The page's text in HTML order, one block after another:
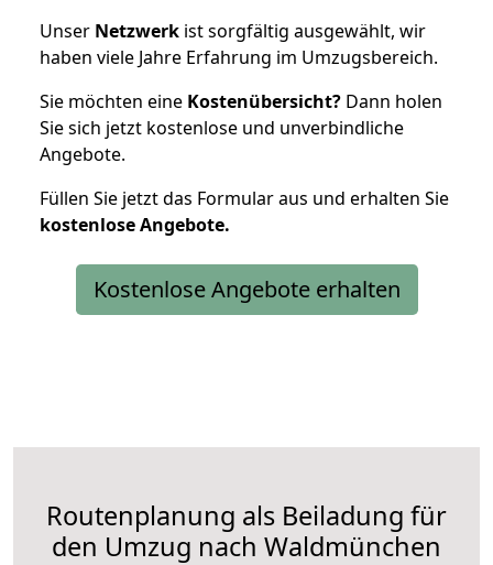
Unser Netzwerk ist sorgfältig ausgewählt, wir
haben viele Jahre Erfahrung im Umzugsbereich.
Sie möchten eine Kostenübersicht? Dann holen
Sie sich jetzt kostenlose und unverbindliche
Angebote.
Füllen Sie jetzt das Formular aus und erhalten Sie
kostenloseAngebote.
Kostenlose Angebote erhalten
Routenplanung als Beiladung für
den Umzug nach Waldmünchen